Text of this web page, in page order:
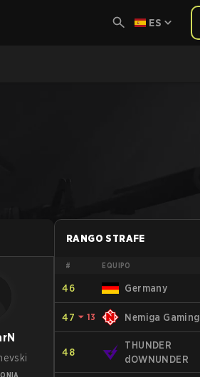
ES
RANGO STRAFE
# EQUIPO
46 Germany
47 ⏷ 13 Nemiga Gaming
48
THUNDER
dOWNUNDER